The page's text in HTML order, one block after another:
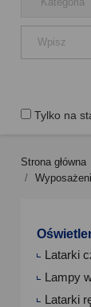
Tylko na
Strona główna
Latarki
Lampy
Latarki